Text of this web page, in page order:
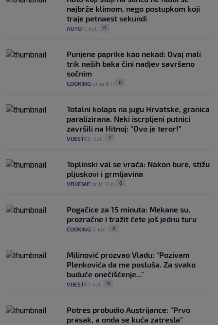
najbrže klimom, nego postupkom koji
traje petnaest sekundi
AUTO 7. kol. 0
Punjene paprike kao nekad: Ovaj mali
trik naših baka čini nadjev savršeno
sočnim
COOKING prije 8 h 0
Totalni kolaps na jugu Hrvatske, granica
paralizirana. Neki iscrpljeni putnici
završili na Hitnoj: "Ovo je teror!"
VIJESTI 2. kol. 7
Toplinski val se vraća: Nakon bure, stižu
pljuskovi i grmljavina
VRIJEME prije 11 h 0
Pogačice za 15 minuta: Mekane su,
prozračne i tražit ćete još jednu turu
COOKING 7. kol. 0
Milinović prozvao Vladu: "Pozivam
Plenkovića da me posluša. Za svako
buduće onečišćenje..."
VIJESTI 7. kol. 9
Potres probudio Austrijance: "Prvo
prasak, a onda se kuća zatresla"